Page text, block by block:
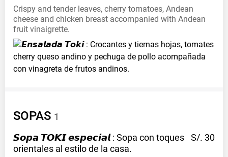
Crispy and tender leaves, cherry tomatoes, Andean
cheese and chicken breast accompanied with Andean
fruit vinaigrette.
SOPAS 1
𝙎𝙤𝙥𝙖 𝙏𝙊𝙆𝙄 𝙚𝙨𝙥𝙚𝙘𝙞𝙖𝙡 : Sopa con toques
orientales al estilo de la casa.
S/. 30